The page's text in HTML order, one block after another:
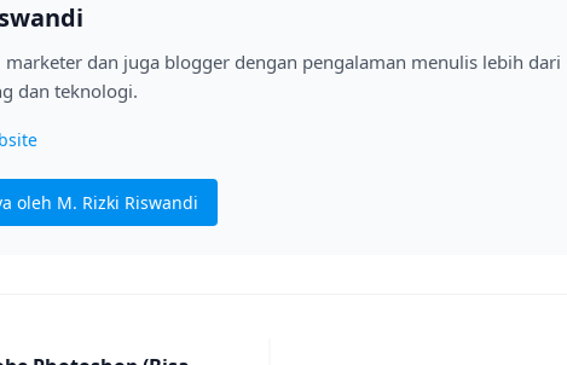
marketer dan juga blogger dengan pengalaman menulis lebih
dan teknologi.
oleh M. Rizki Riswandi